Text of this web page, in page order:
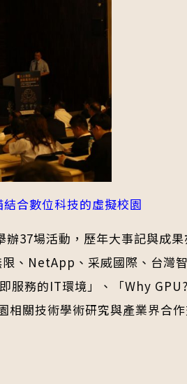
合數位科技的虛擬校園
37場活動，歷年大事記與成
、NetApp、采威國際、台灣
服務的IT環境」、「Why
關技術學術研究與產業界合作